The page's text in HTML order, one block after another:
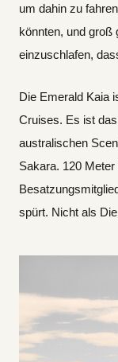
um dahin zu
könnten, und groß
einzuschlafen,
Die Emerald Kaia
Cruises. Es ist
australischen
Sakara. 120
spürt. Nicht als